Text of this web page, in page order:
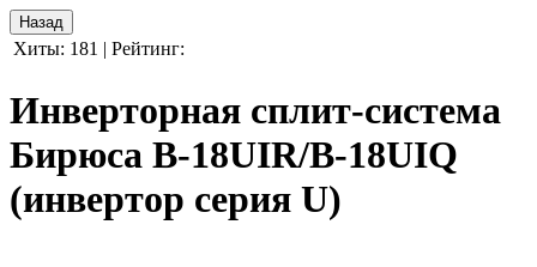
Хиты: 181 | Рейтинг:
Инверторная сплит-система
Бирюса B-18UIR/B-18UIQ
(инвертор серия U)